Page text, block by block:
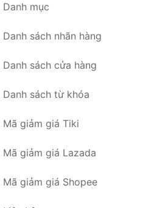
Danh mục
Danh sách nhãn hàng
Danh sách cửa hàng
Danh sách từ khóa
Mã giảm giá Tiki
Mã giảm giá Lazada
Mã giảm giá Shopee